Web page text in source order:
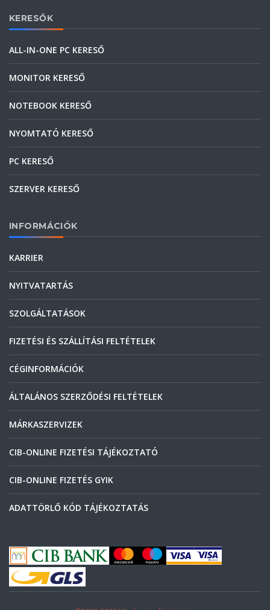
KERESŐK
ALL-IN-ONE PC KERESŐ
MONITOR KERESŐ
NOTEBOOK KERESŐ
NYOMTATÓ KERESŐ
PC KERESŐ
SZERVER KERESŐ
INFORMÁCIÓK
KARRIER
NYITVATARTÁS
SZOLGÁLTATÁSOK
FIZETÉSI ÉS SZÁLLÍTÁSI FELTÉTELEK
CÉGINFORMÁCIÓK
ÁLTALÁNOS SZERZŐDÉSI FELTÉTELEK
MÁRKASZERVIZEK
CIB-ONLINE FIZETÉSI TÁJÉKOZTATÓ
CIB-ONLINE FIZETÉS GYIK
ADATTÖRLŐ KÓD TÁJÉKOZTATÁS